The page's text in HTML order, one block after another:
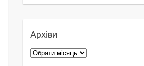
Архіви
Архіви